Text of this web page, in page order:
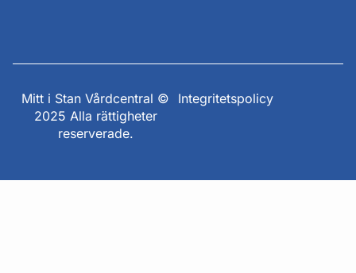
Mitt i Stan Vårdcentral ©
2025 Alla rättigheter
reserverade.
Integritetspolicy